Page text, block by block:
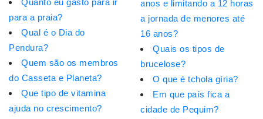
Quanto eu gasto para ir
para a praia?
Qual é o Dia do
Pendura?
Quem são os membros
do Casseta e Planeta?
Que tipo de vitamina
ajuda no crescimento?
anos e limitando a 12 horas
a jornada de menores até
16 anos?
Quais os tipos de
brucelose?
O que é tchola gíria?
Em que país fica a
cidade de Pequim?